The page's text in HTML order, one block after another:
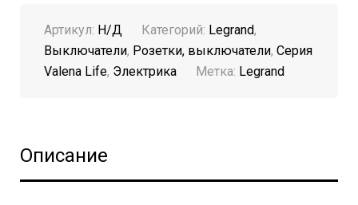
Артикул: Н/Д Категорий: Legrand,
Выключатели, Розетки, выключатели, Серия
Valena Life, Электрика Метка: Legrand
Описание